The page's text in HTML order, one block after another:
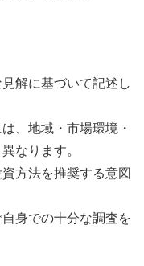
解に基づいて記述し
、地域・市場環境・
なります。
方法を推奨する意図
身での十分な調査を